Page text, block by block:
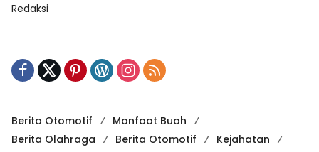
Redaksi
Berita Otomotif
Manfaat Buah
Berita Olahraga
Berita Otomotif
Kejahatan